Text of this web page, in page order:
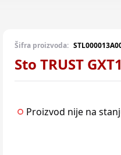
Šifra proizvoda:
Sto TRUST
Proizvod nije na